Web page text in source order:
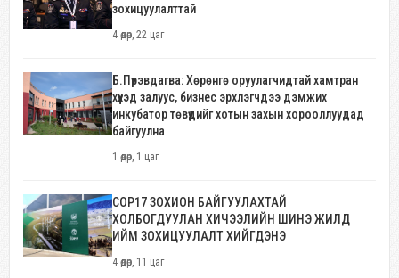
зохицуулалттай
4 өдөр, 22 цаг
Б.Пүрэвдагва: Хөрөнгө оруулагчидтай хамтран
хүүхэд залуус, бизнес эрхлэгчдээ дэмжих
инкубатор төвүүдийг хотын захын хорооллуудад
байгуулна
1 өдөр, 1 цаг
COP17 ЗОХИОН БАЙГУУЛАХТАЙ
ХОЛБОГДУУЛАН ХИЧЭЭЛИЙН ШИНЭ ЖИЛД
ИЙМ ЗОХИЦУУЛАЛТ ХИЙГДЭНЭ
4 өдөр, 11 цаг